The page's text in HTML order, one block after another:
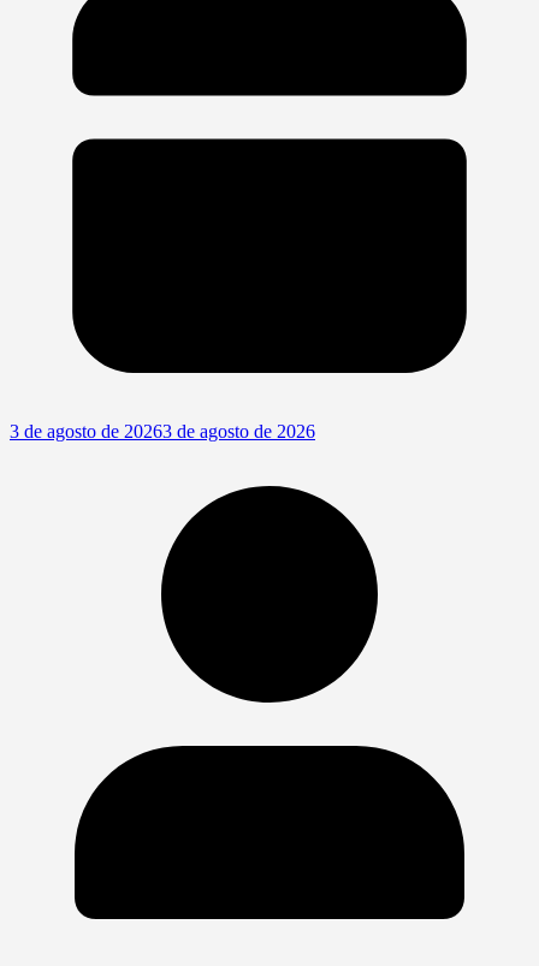
3 de agosto de 20263 de agosto de 2026